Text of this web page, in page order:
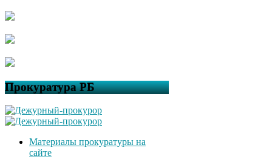
Прокуратура РБ
Материалы прокуратуры на
сайте